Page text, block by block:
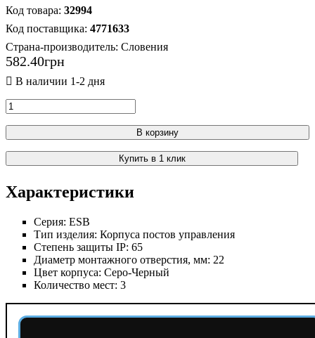
32994
4771633
Страна-производитель: Словения
582.40грн
В корзину
Купить в 1 клик
Характеристики
Серия: ESB
Тип изделия: Корпуса постов управления
Степень защиты IP: 65
Диаметр монтажного отверстия, мм: 22
Цвет корпуса: Серо-Черный
Количество мест: 3